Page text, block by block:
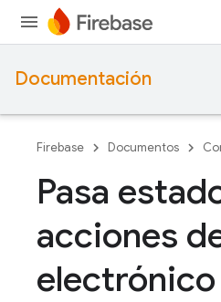
Documentación
Firebase Documentos
Pasa
acciones
electrónico